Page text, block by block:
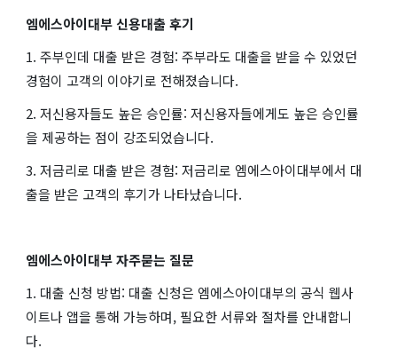
엠에스아이대부 신용대출 후기
1. 주부인데 대출 받은 경험: 주부라도 대출을 받을 수 있었던
경험이 고객의 이야기로 전해졌습니다.
2. 저신용자들도 높은 승인률: 저신용자들에게도 높은 승인률
을 제공하는 점이 강조되었습니다.
3. 저금리로 대출 받은 경험: 저금리로 엠에스아이대부에서 대
출을 받은 고객의 후기가 나타났습니다.
엠에스아이대부 자주묻는 질문
1. 대출 신청 방법: 대출 신청은 엠에스아이대부의 공식 웹사
이트나 앱을 통해 가능하며, 필요한 서류와 절차를 안내합니
다.